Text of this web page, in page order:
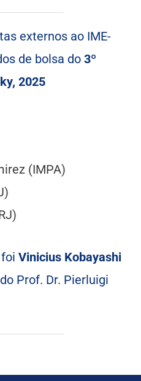
externos ao IME-
de bolsa do3º
2025
(IMPA)
foiVinicius Kobayashi
Prof. Dr. Pierluigi